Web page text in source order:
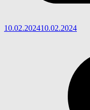
10.02.202410.02.2024